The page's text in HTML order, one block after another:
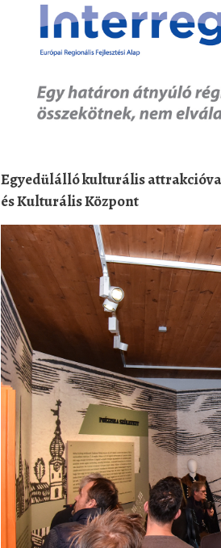
Egyedülálló kulturális
és Kulturális Központ